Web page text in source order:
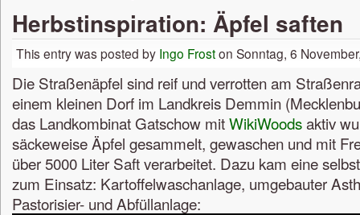
Herbstinspiration: Äpfel saften
This entry was posted by Ingo Froston Sonntag, 6
Die Straßenäpfel sind reif und verrotten am
einem kleinen Dorf im Landkreis Demmin
das Landkombinat Gatschow mitWikiWoodsaktiv
säckeweise Äpfel gesammelt, gewaschen und mit
über 5000 Liter Saft verarbeitet. Dazu kam eine
zum Einsatz: Kartoffelwaschanlage, umgebauter
Pastorisier- und Abfüllanlage: